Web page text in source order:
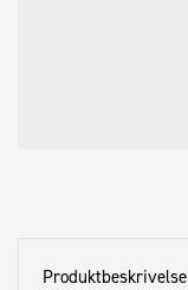
Produktbeskrivelse